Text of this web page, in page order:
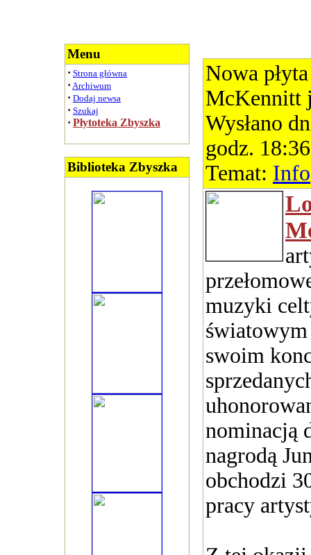
Menu
· Strona główna
· Archiwum
· Dodaj newsa
· Szukaj
· Płytoteka Zbyszka
Biblioteka Zbyszka
Nowa
McKennitt
Wysłano
godz.
Temat: Info
muzyki
swoim
nominacją
nagrodą
obchodzi
pracy